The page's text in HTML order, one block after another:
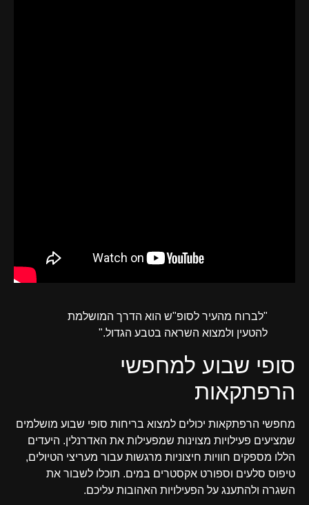
"לברוח מהעיר לסופ"ש הוא הדרך המושלמת
להטעין ולמצוא השראה בטבע הגדול."
סופי שבוע למחפשי
הרפתקאות
מחפשי הרפתקאות יכולים למצוא בריחות סופי שבוע מושלמים
שמציעים פעילויות מצוינות שמפעילות את האדרנלין. היעדים
הללו מספקים חוויות חיצוניות מרגשות עבור מעריצי הטיולים,
טיפוס סלעים וספורט אקסטרים במים. תוכלו לשבור את
השגרה ולהתענג על הפעילויות האהובות עליכם.